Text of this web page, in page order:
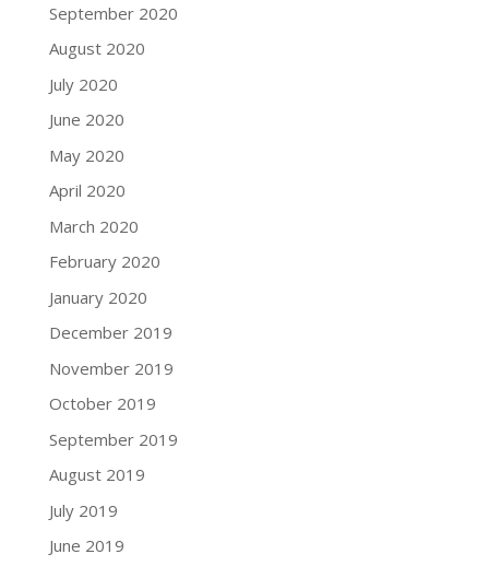
September 2020
August 2020
July 2020
June 2020
May 2020
April 2020
March 2020
February 2020
January 2020
December 2019
November 2019
October 2019
September 2019
August 2019
July 2019
June 2019